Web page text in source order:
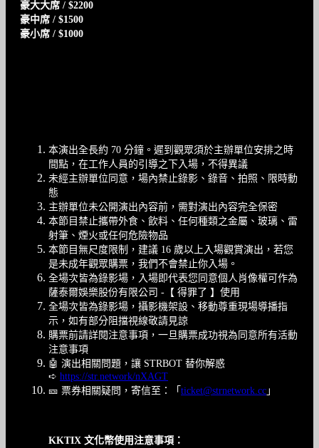
豪大大席 / $2200
豪中席 / $1500
豪小席 / $1000
本演出全長約 70 分鐘​。遲到觀眾須於主辦單位安排之時
間點，在工作人員的引導之下入場，不得異議
未經主辦單位同意，場內禁止錄影、錄音、拍照、限時動
態
主辦單位未公開演出內容前，需對演出內容完全保密
本節目禁止攜帶外食、飲料、任何種類之金屬、玻璃、雷
射筆、煙火或任何危險物品
本節目無尺度限制，建議 16 歲以上入場觀賞演出，若您
是未成年觀眾購票，我們不會禁止你入場。
全場次皆為錄影場，入場即代表您同意個人肖像權可作為
薩泰爾娛樂股份有限公司 -【 得罪了 】使用
全場次皆為錄影場，攝影機架設、移動尊重現場導播指
示，如有部分阻擋視線敬請見諒
購票前請詳閱注意事項，一旦購票成功視為同意所有活動
注意事項
🤖️ 演出相關問題，讓 STRBOT 替你解惑
➪ https://str.network/nXAGT
🎫 票券相關疑問，寄信至：「 ticket@strnetwork.cc 」
KKTIX 文化幣使用注意事項：